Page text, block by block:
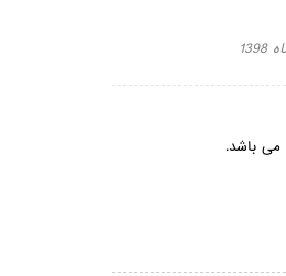
می باشد.